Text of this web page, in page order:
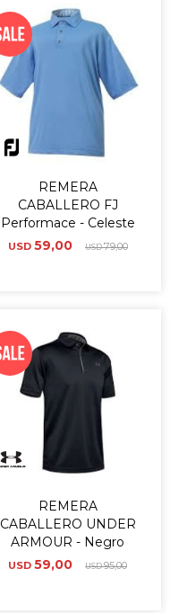
REMERA
CABALLERO FJ
Performace - Celeste
USD 59,00 USD79,00
REMERA
CABALLERO UNDER
ARMOUR - Negro
USD 59,00 USD95,00